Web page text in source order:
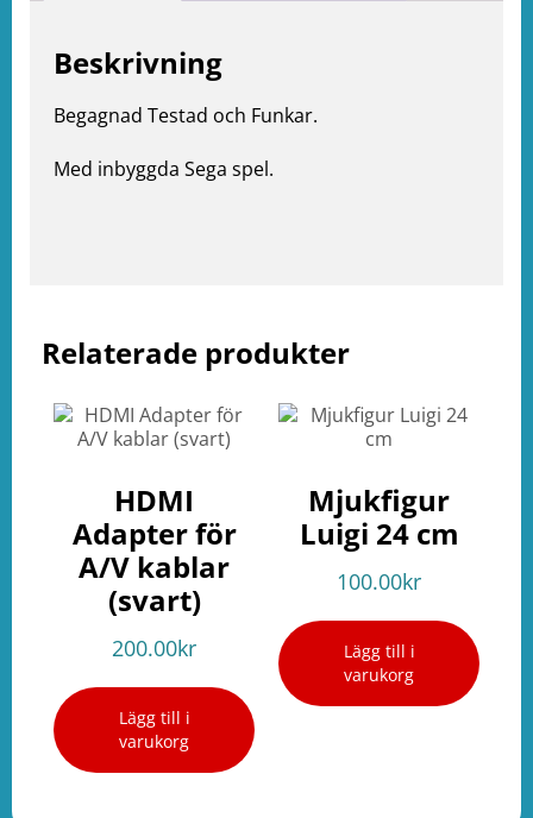
Relaterade produkter
HDMI
Adapter för
A/V kablar
(svart)
200.00kr
Lägg till i
varukorg
Mjukfigur
Luigi 24 cm
100.00kr
Lägg till i
varukorg
Beskrivning
Begagnad Testad och Funkar.
Med inbyggda Sega spel.